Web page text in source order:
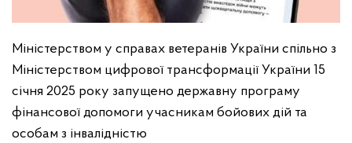
Міністерством у справах ветеранів України спільно з
Міністерством цифрової трансформації України 15
січня 2025 року запущено державну програму
фінансової допомоги учасникам бойових дій та
особам з інвалідністю